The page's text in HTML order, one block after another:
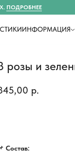
ПОДРОБНЕЕ
ИНФОРМАЦИЯ
розы и
р.
Состав: